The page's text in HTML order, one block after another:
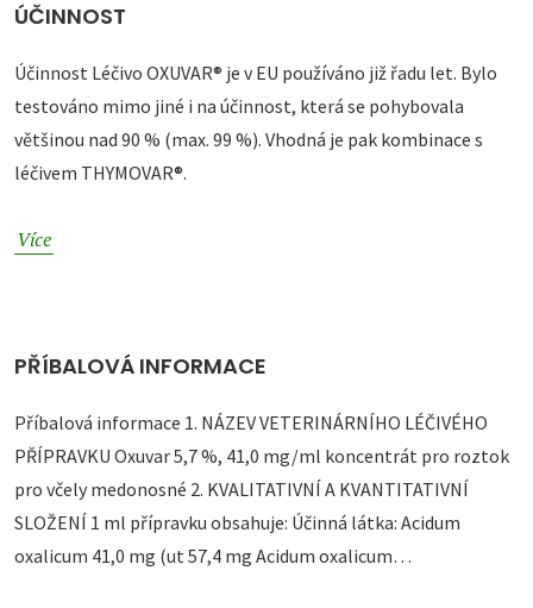
ÚČINNOST
Účinnost Léčivo OXUVAR® je v EU používáno již řadu let. Bylo
testováno mimo jiné i na účinnost, která se pohybovala
většinou nad 90 % (max. 99 %). Vhodná je pak kombinace s
léčivem THYMOVAR®.
Více
PŘÍBALOVÁ INFORMACE
Příbalová informace 1. NÁZEV VETERINÁRNÍHO LÉČIVÉHO
PŘÍPRAVKU Oxuvar 5,7 %, 41,0 mg/ml koncentrát pro roztok
pro včely medonosné 2. KVALITATIVNÍ A KVANTITATIVNÍ
SLOŽENÍ 1 ml přípravku obsahuje: Účinná látka: Acidum
oxalicum 41,0 mg (ut 57,4 mg Acidum oxalicum…